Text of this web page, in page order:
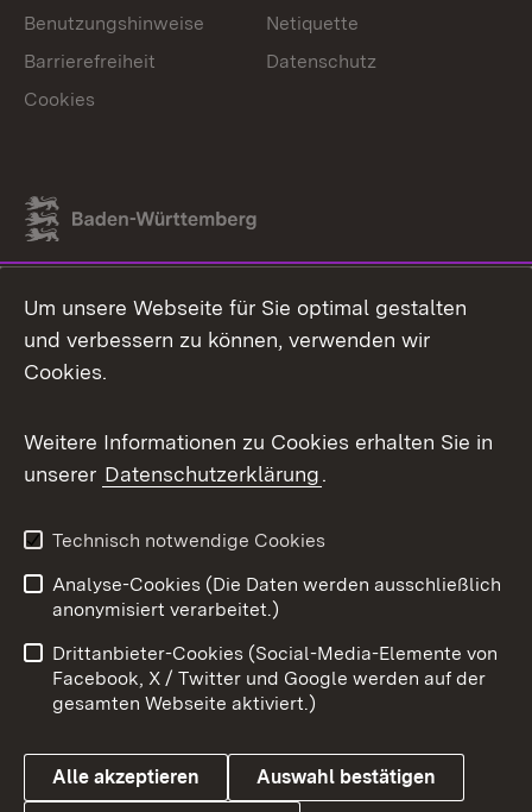
Link zum Landesportal
Benutzungshinweise
Netiquette
Barrierefreiheit
Datenschutz
Cookies
Um unsere Webseite für Sie optimal gestalten
und verbessern zu können, verwenden wir
Cookies.
Weitere Informationen zu Cookies erhalten Sie in
unserer Datenschutzerklärung.
Technisch notwendige Cookies
Analyse-Cookies (Die Daten werden ausschließlich
anonymisiert verarbeitet.)
Drittanbieter-Cookies (Social-Media-Elemente von
Facebook, X / Twitter und Google werden auf der
gesamten Webseite aktiviert.)
Alle akzeptieren Auswahl bestätigen